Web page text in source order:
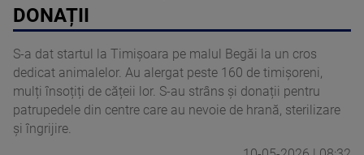
DONAȚII
S-a dat startul la Timișoara pe malul Begăi la un cros
dedicat animalelor. Au alergat peste 160 de timișoreni,
mulți însoțiți de cățeii lor. S-au strâns și donații pentru
patrupedele din centre care au nevoie de hrană, sterilizare
și îngrijire.